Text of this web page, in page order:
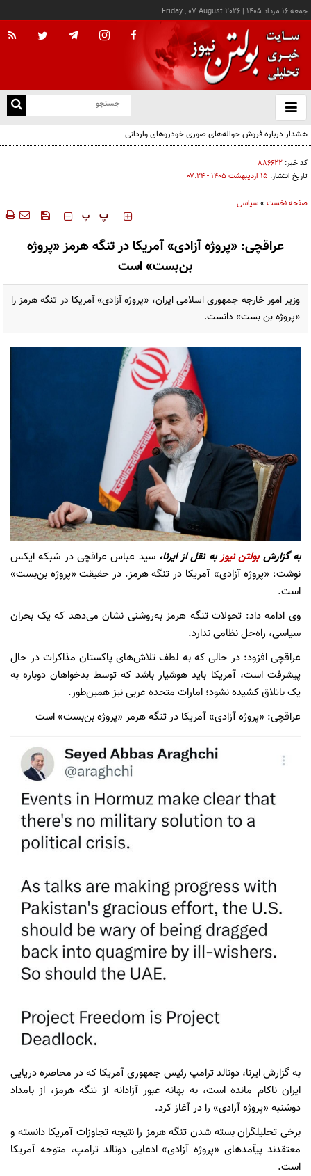
جمعه ۱۶ مرداد ۱۴۰۵ |
Friday , 07 August 2026
باز
و
هشدار درباره فروش حواله‌های صوری خودروهای وارداتی
کد خبر: ۸۸۶۶۲۲
تاریخ انتشار: ۱۵ ارديبهشت ۱۴۰۵ - ۰۷:۲۴
صفحه نخست »سیاسی
‍‍‍ پ پ
عراقچی: «پروژه آزادی» آمریکا در تنگه هرمز «پروژه
بن‌بست» است
وزیر امور خارجه جمهوری اسلامی ایران، «پروژه آزادی» آمریکا در تنگه هرمز را
«پروژه بن بست» دانست.
به گزارشبولتن نیوزبه نقل از ایرنا، سید عباس عراقچی در شبکه ایکس
نوشت: «پروژه آزادی» آمریکا در تنگه هرمز. در حقیقت «پروژه بن‌بست»
است.
وی ادامه داد: تحولات تنگه هرمز به‌روشنی نشان می‌دهد که یک بحران
سیاسی، راه‌حل نظامی ندارد.
عراقچی افزود: در حالی که به لطف تلاش‌های پاکستان مذاکرات در حال
پیشرفت است، آمریکا باید هوشیار باشد که توسط بدخواهان دوباره به
یک باتلاق کشیده نشود؛ امارات متحده عربی نیز همین‌طور.
عراقچی: «پروژه آزادی» آمریکا در تنگه هرمز «پروژه بن‌بست» است
به گزارش ایرنا، دونالد ترامپ رئیس جمهوری آمریکا که در محاصره دریایی
ایران ناکام مانده است، به بهانه عبور آزادانه از تنگه هرمز، از بامداد
دوشنبه «پروژه آزادی» را در آغاز کرد.
برخی تحلیلگران بسته شدن تنگه هرمز را نتیجه تجاوزات آمریکا دانسته و
معتقدند پیآمدهای «پروژه آزادی» ادعایی دونالد ترامپ، متوجه آمریکا
است.